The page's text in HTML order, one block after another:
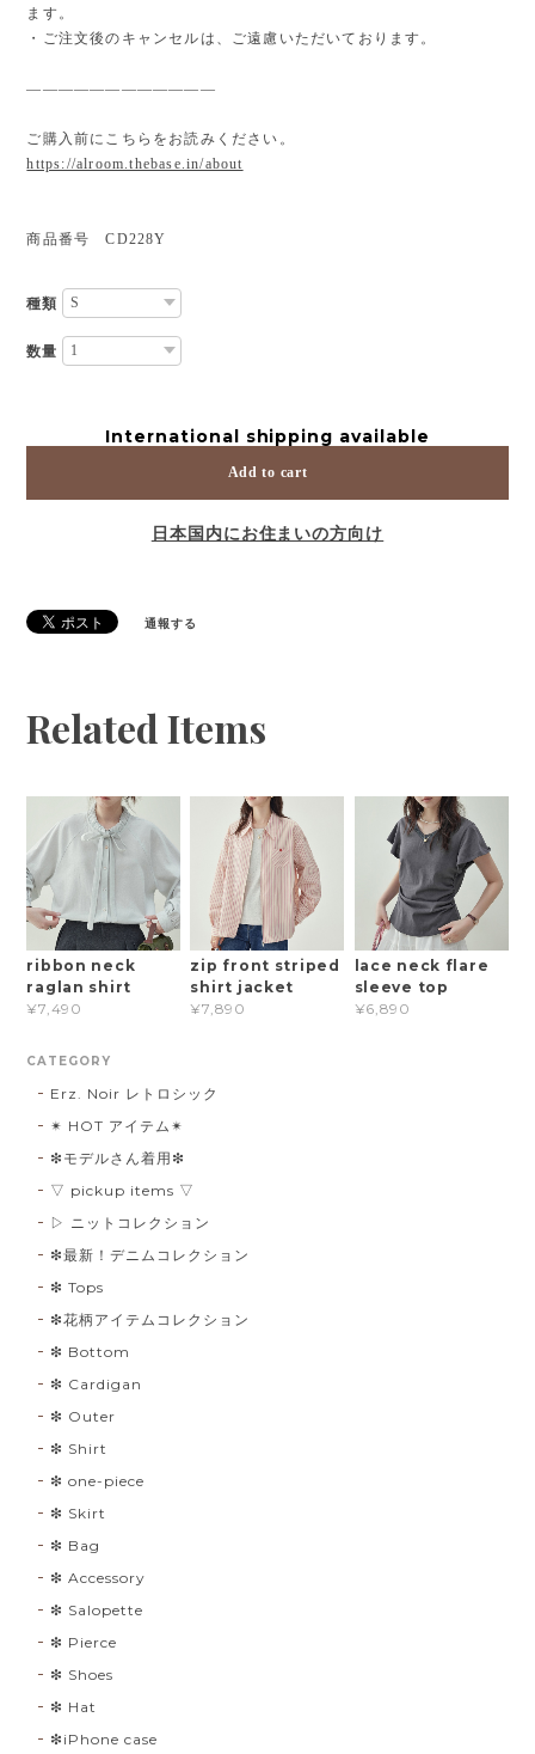
ます。
・ご注文後のキャンセルは、ご遠慮いただいております。
————————————
ご購入前にこちらをお読みください。
https://alroom.thebase.in/about
商品番号 CD228Y
種類
数量
International shipping available
Add to cart
日本国内にお住まいの方向け
通報する
Related Items
ribbon neck
raglan shirt
¥7,490
zip front striped
shirt jacket
¥7,890
lace neck flare
sleeve top
¥6,890
CATEGORY
Erz. Noir レトロシック
✴︎ HOT アイテム✴︎
❇︎モデルさん着用❇︎
▽ pickup items ▽
▷ ニットコレクション
❇︎最新！デニムコレクション
❇︎ Tops
❇︎花柄アイテムコレクション
❇︎ Bottom
❇︎ Cardigan
❇︎ Outer
❇︎ Shirt
❇︎ one-piece
❇︎ Skirt
❇︎ Bag
❇︎ Accessory
❇︎ Salopette
❇︎ Pierce
❇︎ Shoes
❇︎ Hat
❇︎iPhone case